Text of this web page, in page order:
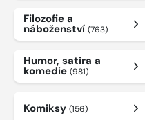
Filozofie a
náboženství (763)
Humor, satira a
komedie (981)
Komiksy (156)